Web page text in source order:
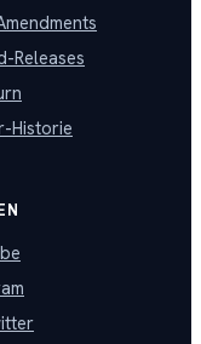
Releases
Historie